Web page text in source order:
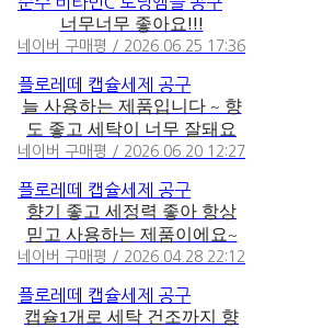
너무너무 좋아요!!!
네이버 구매평 / 2026.06.25 17:36
플로레떼 캡슐세제 공구
늘 사용하는 제품입니다 ~ 향
도 좋고 세탁이 너무 잘돼요
네이버 구매평 / 2026.06.20 12:27
플로레떼 캡슐세제 공구
향기 좋고 세정력 좋아 항상
믿고 사용하는 제품이에요~
네이버 구매평 / 2026.04.28 22:12
플로레떼 캡슐세제 공구
캡슐1개로 세탁 건조까지 향